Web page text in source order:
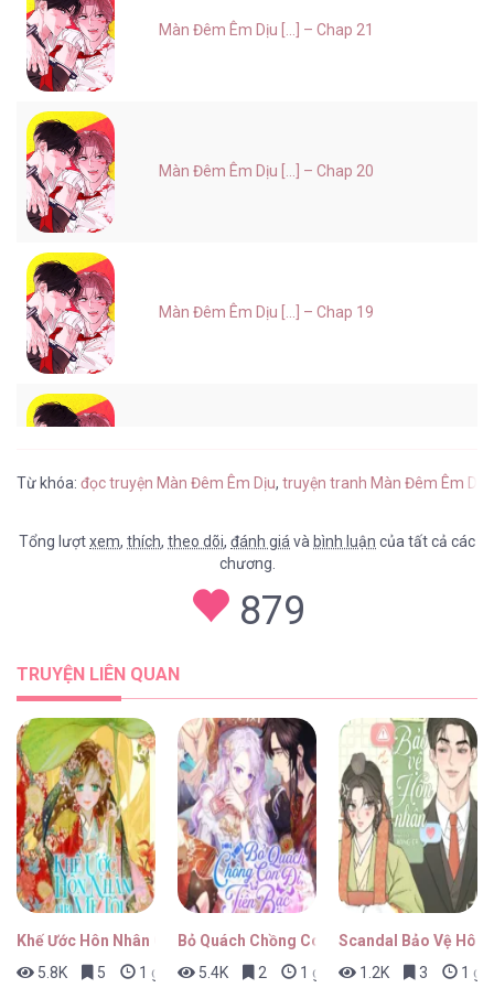
Màn Đêm Êm Dịu [...] – Chap 21
Màn Đêm Êm Dịu [...] – Chap 20
Màn Đêm Êm Dịu [...] – Chap 19
Màn Đêm Êm Dịu [...] – Chap 17
Màn Đêm Êm Dịu [...] – Chap 16
Màn Đêm Êm Dịu [...] – Chap 15
Từ khóa: đọc truyện Màn Đêm Êm Dịu, truyện tranh Màn Đêm Êm
Tổng lượtxem, thích, theo dõi, đánh giávà bình luận của tất cả các
chương.
879
TRUYỆN LIÊN QUAN
Khế Ước Hôn Nhân Của Mẹ Tôi
5.8K
5 1 giờ trước
Bỏ Quách Chồng Con Đi, Tiền Bạc Mới Là
5.4K
2 1 giờ trước
Scandal Bảo Vệ Hôn
1.2K
3 1